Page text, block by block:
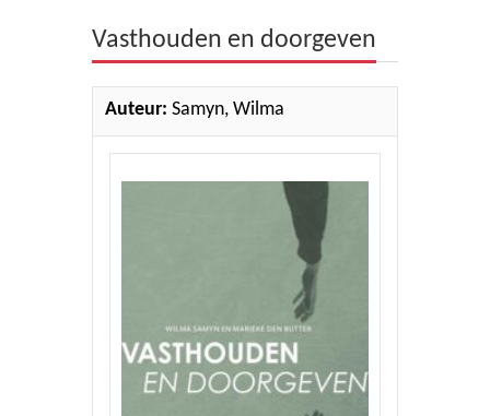
Ethiek en Pastoraal
Kinderen en Jeugd
Vasthouden en doorgeven
Auteur: Samyn, Wilma